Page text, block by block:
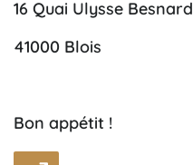
16 Quai Ulysse Besnard
41000 Blois
Bon appétit !